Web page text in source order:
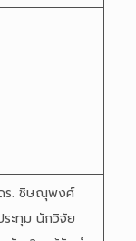
ร. ชิษณุพงศ์
ระทุม นักวิจัย